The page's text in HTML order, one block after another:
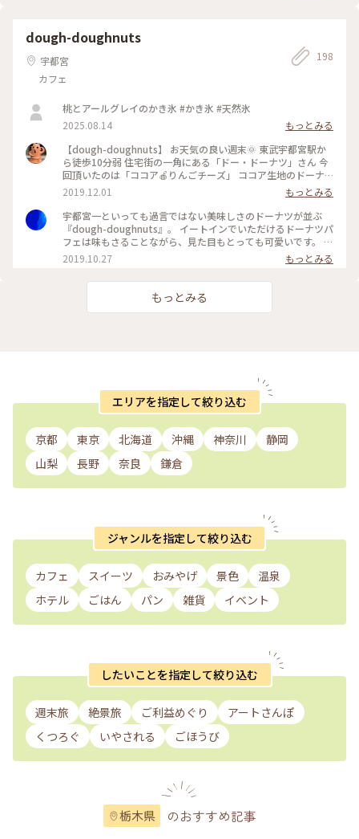
dough-doughnuts
宇都宮
カフェ
198
桃とアールグレイのかき氷 #かき氷 #天然氷
2025.08.14
もっとみる
【dough-doughnuts】 お天気の良い週末🌞 東武宇都宮駅か
ら徒歩10分弱 住宅街の一角にある「ドー・ドーナツ」さん 今
回頂いたのは「ココア🍎りんごチーズ」 ココア生地のドーナ
ツの中に食感の残る🍎とクリームチーズ 本当に揚げてるの❓と
思えるくらい油っぽさがなく パンケーキを食べているような
感じで美味しい(*´꒳`*) 無農薬有機栽培の月ヶ瀬紅茶（奈良
県）と共に（^人^） お向かいにはテイクアウト専門の店舗が
あり 日替りで約15種類のドーナツを販売🍩 #dough-
doughnuts #ドードーナツ #宇都宮日帰り旅
2019.12.01
もっとみる
宇都宮一といっても過言ではない美味しさのドーナツが並ぶ
『dough-doughnuts』。 イートインでいただけるドーナツパ
フェは味もさることながら、見た目もとっても可愛いです。 今
の季節は、和栗のパフェです。 #宇都宮 #栃木 #スイーツ #ド
ーナツ #カフェ #デザート #わたしの街 #お茶
2019.10.27 もっとみる
もっとみる
エリアを指定して絞り込む
京都 東京 北海道 沖縄 神奈川
静岡
山梨
長野 奈良 鎌倉
ジャンルを指定して絞り込む
カフェ スイーツ おみやげ 景色
温泉
ホテル
ごはん パン 雑貨 イベント
したいことを指定して絞り込む
週末旅 絶景旅 ご利益めぐり
アートさんぽ
くつろぐ
いやされる ごほうび
栃木県 のおすすめ記事